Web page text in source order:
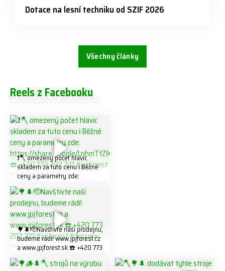
Dotace na lesní techniku od SZIF 2026
Všechny články
Reels z Facebooku
❗️🪓 omezený počet hlavic
skladem za tuto cenu ℹ️ Běžné
ceny a parametry zde:
K8W5t7i6o ☎️ +420 773 202
321 #jpjforest #forsmw
#firewood #
🌳🌲🫡Navštivte naší prodejnu,
budeme rádi! www.jpjforest.cz
a www.jpjforest.sk ☎️ +420 773
#biojack #regon #vahvajussi